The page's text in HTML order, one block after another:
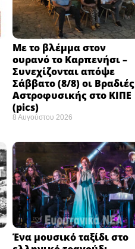
Με το βλέμμα στον
ουρανό το Καρπενήσι –
Συνεχίζονται απόψε
Σάββατο (8/8) οι Βραδιές
Αστροφυσικής στο ΚΙΠΕ
(pics)
8 Αυγούστου 2026
Ένα μουσικό ταξίδι στο